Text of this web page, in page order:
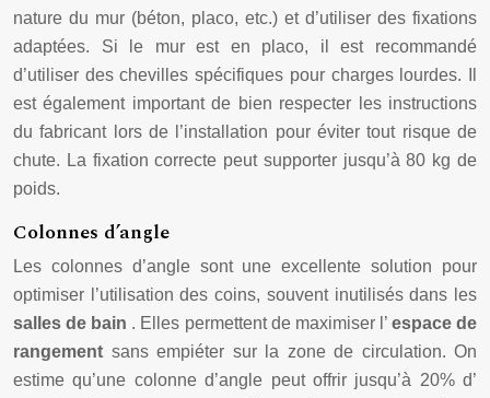
nature du mur (béton, placo, etc.) et d’utiliser des fixations
adaptées. Si le mur est en placo, il est recommandé
d’utiliser des chevilles spécifiques pour charges lourdes. Il
est également important de bien respecter les instructions
du fabricant lors de l’installation pour éviter tout risque de
chute. La fixation correcte peut supporter jusqu’à 80 kg de
poids.
Colonnes d’angle
Les colonnes d’angle sont une excellente solution pour
optimiser l’utilisation des coins, souvent inutilisés dans les
salles de bain . Elles permettent de maximiser l’ espace de
rangement sans empiéter sur la zone de circulation. On
estime qu’une colonne d’angle peut offrir jusqu’à 20% d’